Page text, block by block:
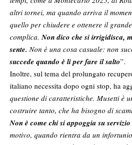
altri tornei, ma quando arriva il
quello per chiudere e ottenere il
complica.Non dico che si irrigidisca,
sente. Non è una cosa casuale: non
succede quando è lì per fare il salto”.
Inoltre, sul tema del prolungato
italiano necessita dopo ogni stop, ha
questione di caratteristiche. Musetti è
costruire tanto, che ha bisogno di
Non è come chi si appoggia su
motivo, quando rientra da un